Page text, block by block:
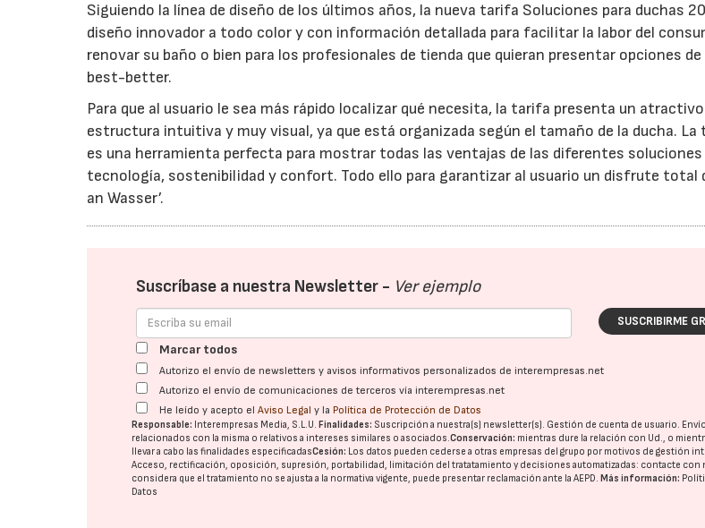
Siguiendo la línea de diseño de los últimos años, la nueva tarifa Soluciones para duchas
diseño innovador a todo color y con información detallada para facilitar la labor del
renovar su baño o bien para los profesionales de tienda que quieran presentar opciones
best-better.
Para que al usuario le sea más rápido localizar qué necesita, la tarifa presenta un
estructura intuitiva y muy visual, ya que está organizada según el tamaño de la ducha.
es una herramienta perfecta para mostrar todas las ventajas de las diferentes soluciones
tecnología, sostenibilidad y confort. Todo ello para garantizar al usuario un disfrute total
an Wasser’.
Suscríbase a nuestra Newsletter - Ver ejemplo
SUSCRIBIRME
Marcar todos
Autorizo el envío de newsletters y avisos informativos personalizados de interempresas.net
Autorizo el envío de comunicaciones de terceros vía interempresas.net
He leído y acepto elAviso Legal y la Política de Protección de Datos
Responsable: Interempresas Media, S.L.U.Finalidades: Suscripción a nuestra(s) newsletter(s). Gestión de cuenta de usuario.
relacionados con la misma o relativos a intereses similares o asociados.Conservación: mientras dure la relación con Ud., o
llevar a cabo las finalidades especificadasCesión: Los datos pueden cederse a otras empresas del grupo por motivos de gestión
Acceso, rectificación, oposición, supresión, portabilidad, limitación del tratatamiento y decisiones automatizadas: contacte con
considera que el tratamiento no se ajusta a la normativa vigente, puede presentar reclamación ante laAEPD.Más información:
Datos